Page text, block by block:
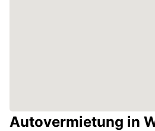
Autovermietung in